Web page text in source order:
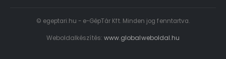
© egeptari.hu - e-GépTár Kft. Minden jog fenntartva.
Weboldalkészítés: www.globalweboldal.hu